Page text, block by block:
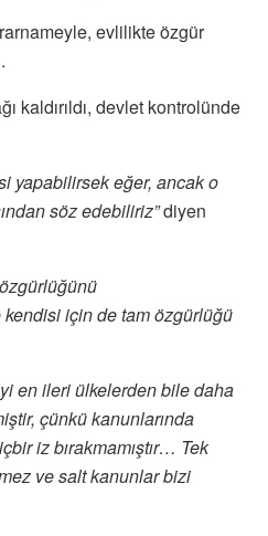
evlilikte özgür
kaldırıldı, devlet kontrolünde
yapabilirsek eğer, ancak o
söz edebiliriz”diyen
için de tam özgürlüğü
en ileri ülkelerden bile daha
çünkü kanunlarında
iz bırakmamıştır… Tek
ve salt kanunlar bizi